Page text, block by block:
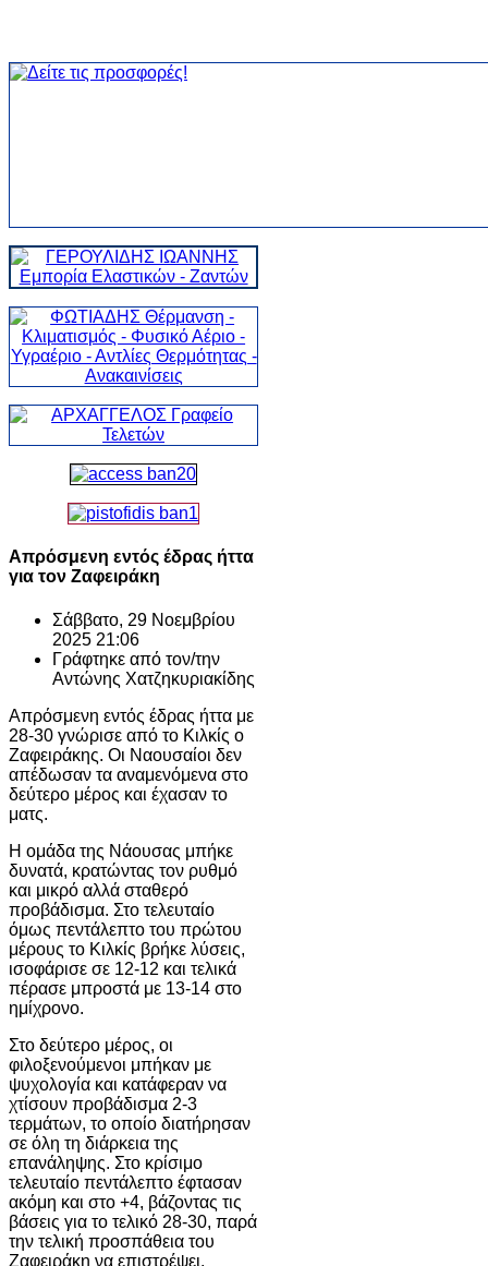
Απρόσμενη εντός έδρας ήττα
για τον Ζαφειράκη
Σάββατο, 29 Νοεμβρίου
2025 21:06
Γράφτηκε από τον/την
Αντώνης Χατζηκυριακίδης
Απρόσμενη εντός έδρας ήττα με
28-30 γνώρισε από το Κιλκίς ο
Ζαφειράκης. Οι Ναουσαίοι δεν
απέδωσαν τα αναμενόμενα στο
δεύτερο μέρος και έχασαν το
ματς.
Η ομάδα της Νάουσας μπήκε
δυνατά, κρατώντας τον ρυθμό
και μικρό αλλά σταθερό
προβάδισμα. Στο τελευταίο
όμως πεντάλεπτο του πρώτου
μέρους το Κιλκίς βρήκε λύσεις,
ισοφάρισε σε 12-12 και τελικά
πέρασε μπροστά με 13-14 στο
ημίχρονο.
Στο δεύτερο μέρος, οι
φιλοξενούμενοι μπήκαν με
ψυχολογία και κατάφεραν να
χτίσουν προβάδισμα 2-3
τερμάτων, το οποίο διατήρησαν
σε όλη τη διάρκεια της
επανάληψης. Στο κρίσιμο
τελευταίο πεντάλεπτο έφτασαν
ακόμη και στο +4, βάζοντας τις
βάσεις για το τελικό 28-30, παρά
την τελική προσπάθεια του
Ζαφειράκη να επιστρέψει.